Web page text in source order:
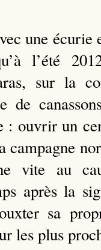
une écurie
l’été
sur la
de
: ouvrir un
campagne
vite au
après la
sa
les plus